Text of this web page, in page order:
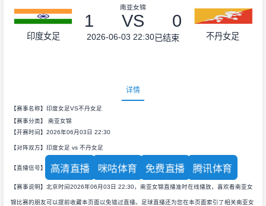
印度女足
南亚女锦
1 VS 0
2026-06-03 22:30已结束 不丹女足
详情
【赛事名称】印度女足VS不丹女足
【赛事分类】 南亚女锦
【开赛时间】2026年06月03日 22:30
【对阵双方】印度女足 vs 不丹女足
【直播信号】 高清直播 咪咕体育 免费直播 腾讯体育
【赛事说明】北京时间2026年06月03日 22:30，南亚女锦直播准时在线播放，喜欢看南亚女
锦比赛的朋友可以提前收藏本页面以免错过直播。足球直播还为您在本页面索引了相关南亚女